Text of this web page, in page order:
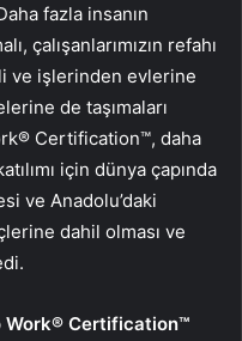
fazla insanın
çalışanlarımızın refahı
ve işlerinden evlerine
de taşımaları
Certification™, daha
için dünya çapında
ve Anadolu’daki
dahil olması ve
Work® Certification™